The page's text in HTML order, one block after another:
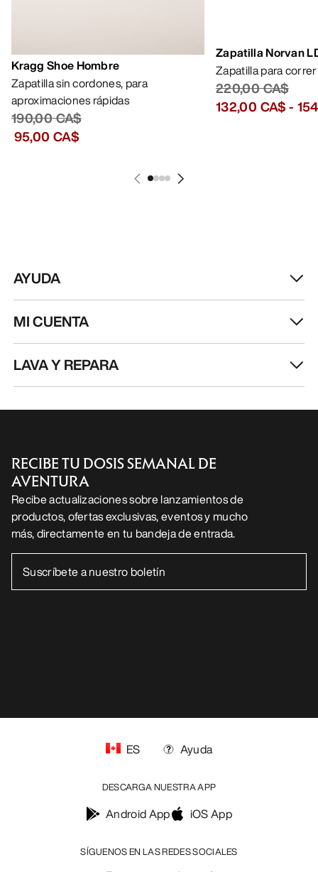
Kragg Shoe Hombre
Zapatilla sin cordones, para
aproximaciones rápidas
190,00 CA$
95,00 CA$
Zapatilla Norvan
Zapatilla para
220,00 CA$
132,00 CA$-
AYUDA
MI CUENTA
LAVA Y REPARA
RECIBE TU DOSIS SEMANAL DE
AVENTURA
Recibe actualizaciones sobre lanzamientos de
productos, ofertas exclusivas, eventos y mucho
más, directamente en tu bandeja de entrada.
SÍGUENOS EN LAS REDES SOCIALES
ES Ayuda
DESCARGA NUESTRA APP
Android App iOS App